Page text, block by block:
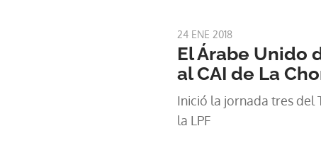
24 ENE 2018
El Árabe Unido
al CAI de La
Inició la jornada tres del
la LPF